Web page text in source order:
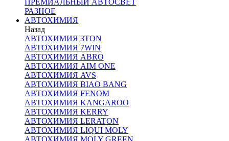
ПРЕМИАЛЬНЫЙ АВТОСВЕТ
РАЗНОЕ
АВТОХИМИЯ
Назад
АВТОХИМИЯ 3TON
АВТОХИМИЯ 7WIN
АВТОХИМИЯ ABRO
АВТОХИМИЯ AIM ONE
АВТОХИМИЯ AVS
АВТОХИМИЯ BIAO BANG
АВТОХИМИЯ FENOM
АВТОХИМИЯ KANGAROO
АВТОХИМИЯ KERRY
АВТОХИМИЯ LERATON
АВТОХИМИЯ LIQUI MOLY
АВТОХИМИЯ MOLY GREEN